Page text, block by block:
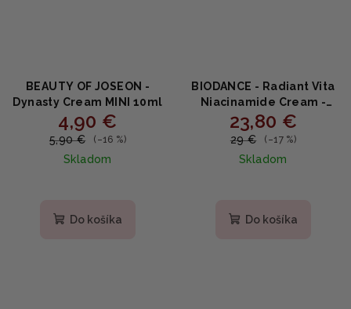
BEAUTY OF JOSEON -
Dynasty Cream MINI 10ml
4,90 €
5,90 € (–16 %)
Skladom
Do košíka
BIODANCE - Radiant Vita
Niacinamide Cream -
Rozjasňujúci krém s
niacínamidom,
ananásovou vodou a
glutatiónom 50ml
23,80 €
29 € (–17 %)
Skladom
Do košíka